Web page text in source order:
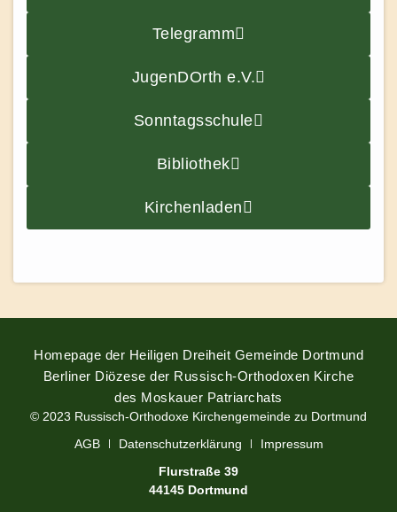
Telegramm
JugenDOrth e.V.
Sonntagsschule
Bibliothek
Kirchenladen
Homepage der Heiligen Dreiheit Gemeinde Dortmund
Berliner Diözese der Russisch-Orthodoxen Kirche
des Moskauer Patriarchats
© 2023 Russisch-Orthodoxe Kirchengemeinde zu Dortmund
AGB
Datenschutzerklärung
Impressum
Flurstraße 39
44145 Dortmund